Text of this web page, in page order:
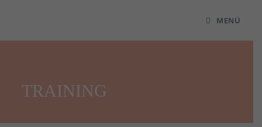
MENÜ
TRAINING